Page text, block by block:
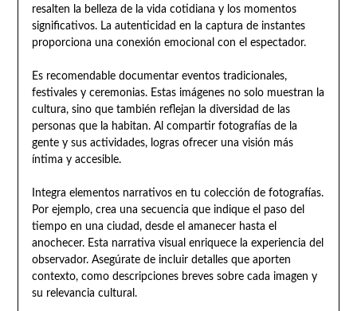
resalten la belleza de la vida cotidiana y los momentos
significativos. La autenticidad en la captura de instantes
proporciona una conexión emocional con el espectador.
Es recomendable documentar eventos tradicionales,
festivales y ceremonias. Estas imágenes no solo muestran la
cultura, sino que también reflejan la diversidad de las
personas que la habitan. Al compartir fotografías de la
gente y sus actividades, logras ofrecer una visión más
íntima y accesible.
Integra elementos narrativos en tu colección de fotografías.
Por ejemplo, crea una secuencia que indique el paso del
tiempo en una ciudad, desde el amanecer hasta el
anochecer. Esta narrativa visual enriquece la experiencia del
observador. Asegúrate de incluir detalles que aporten
contexto, como descripciones breves sobre cada imagen y
su relevancia cultural.